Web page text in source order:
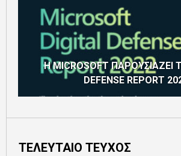
H MICROSOFT ΠΑΡΟΥΣΙΑΖΕΙ
DEFENSE REPORT
ΤΕΛΕΥΤΑΙΟ ΤΕΥΧΟΣ